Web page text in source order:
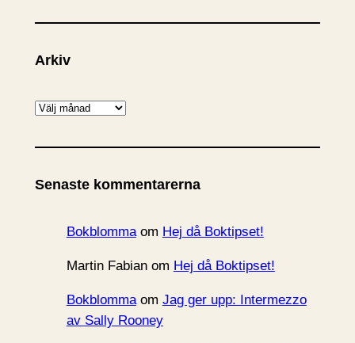
Arkiv
A
k
v
Senaste kommentarerna
Bokblommaom Hej då Boktipset!
Martin Fabianom Hej då Boktipset!
Bokblommaom Jag ger upp: Intermezzo
av Sally Rooney